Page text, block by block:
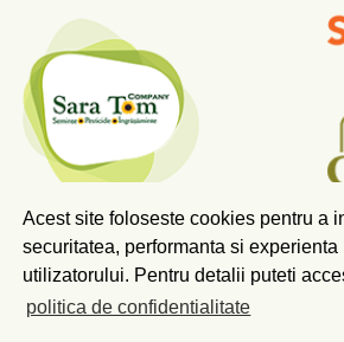
Acest site foloseste cookies pentru a
securitatea, performanta si experienta
utilizatorului. Pentru detalii puteti
politica de confidentialitate
COPYRIGHT © 2026 SARA TOM
TOATE DREPTURILE